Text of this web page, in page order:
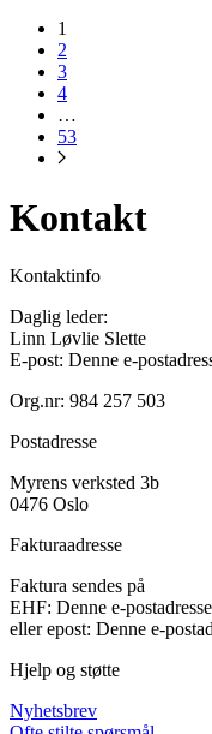
1
2
3
4
…
53
Kontakt
Kontaktinfo
Daglig leder:
Linn Løvlie Slette
E-post: Denne e-
Org.nr: 984 257 503
Postadresse
Myrens verksted 3b
0476 Oslo
Fakturaadresse
Faktura sendes på
EHF: Denne e-
eller epost: Denne e-
Hjelp og støtte
Nyhetsbrev